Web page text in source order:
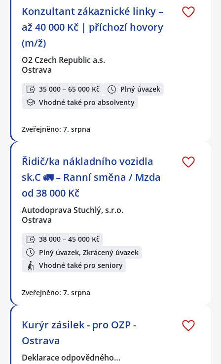
Konzultant zákaznické linky –
až 40 000 Kč | příchozí hovory
(m/ž)
O2 Czech Republic a.s.
Ostrava
35 000 – 65 000 Kč
Plný úvazek
Vhodné také pro absolventy
Zveřejněno: 7. srpna
Řidič/ka nákladního vozidla
sk.C 🚛 – Ranní směna / Mzda
od 38 000 Kč
Autodoprava Stuchlý, s.r.o.
Ostrava
38 000 – 45 000 Kč
Plný úvazek, Zkrácený úvazek
Vhodné také pro seniory
Zveřejněno: 7. srpna
Kurýr zásilek - pro OZP -
Ostrava
Deklarace odpovědného…